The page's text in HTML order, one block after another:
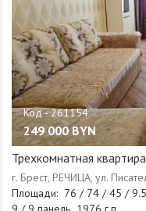
249 000 BYN
Трехкомнатная квартира